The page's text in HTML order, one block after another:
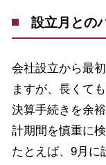
設立月との
会社設立から最
ますが、長くても
決算手続きを余
計期間を慎重に
たとえば、 9月に